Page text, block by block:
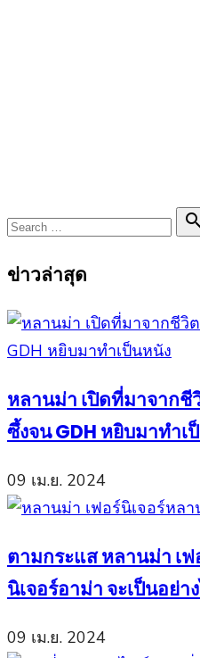
Search
ข่าวล่าสุด
หลานม่า เปิดที่มาจากชี
ซึ้งจน GDH หยิบมาทำเ
09 เม.ย. 2024
ตามกระแส หลานม่า เ
นิเจอร์อาม่า จะเป็นอย่า
09 เม.ย. 2024